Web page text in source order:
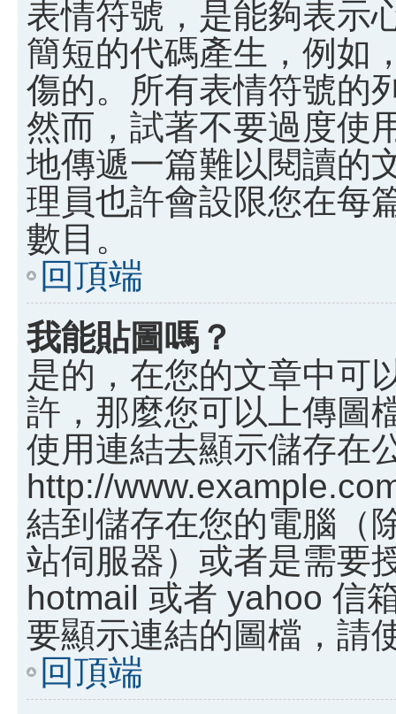
表情符號，是能夠表示
簡短的代碼產生，例如
傷的。所有表情符號的
然而，試著不要過度使
地傳遞一篇難以閱讀的
理員也許會設限您在每
數目。
回頂端
我能貼圖嗎？
是的，在您的文章中可
許，那麼您可以上傳圖
使用連結去顯示儲存在
http://
結到儲存在您的電腦（
站伺服器）或者是需要
hotmail 或者 yahoo 信
要顯示連結的圖檔，請
回頂端